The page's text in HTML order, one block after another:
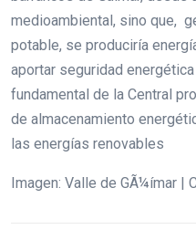
medioambiental, sino que,
potable, se produciría
aportar seguridad
fundamental de la Central
de almacenamiento
las energías renovables
Imagen: Valle de GÃ¼ímar |